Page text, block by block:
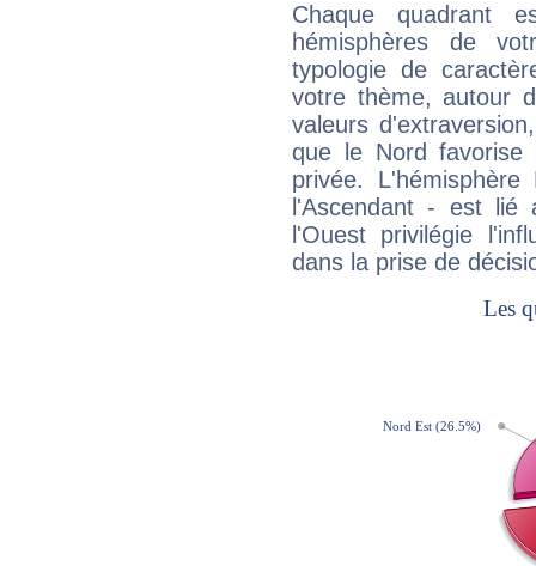
Chaque quadrant
hémisphères de
typologie de
votre thème, autour
valeurs
que le Nord favorise
privée.
l'Ascendant - est
l'Ouest privilégie
dans la prise de